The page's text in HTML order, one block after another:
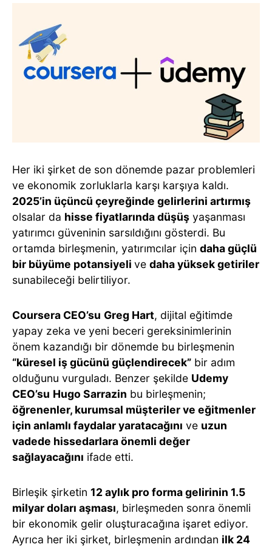
Her iki şirket de son dönemde pazar problemleri
ve ekonomik zorluklarla karşı karşıya kaldı.
2025’in üçüncü çeyreğinde gelirlerini artırmış
olsalar da hisse fiyatlarında düşüş yaşanması
yatırımcı güveninin sarsıldığını gösterdi. Bu
ortamda birleşmenin, yatırımcılar için daha güçlü
bir büyüme potansiyeli ve daha yüksek getiriler
sunabileceği belirtiliyor.
Coursera CEO’su Greg Hart, dijital eğitimde
yapay zeka ve yeni beceri gereksinimlerinin
önem kazandığı bir dönemde bu birleşmenin
“küresel iş gücünü güçlendirecek” bir adım
olduğunu vurguladı. Benzer şekilde Udemy
CEO’su Hugo Sarrazin bu birleşmenin;
öğrenenler, kurumsal müşteriler ve eğitmenler
için anlamlı faydalar yaratacağını ve uzun
vadede hissedarlara önemli değer
sağlayacağını ifade etti.
Birleşik şirketin 12 aylık pro forma gelirinin 1.5
milyar doları aşması, birleşmeden sonra önemli
bir ekonomik gelir oluşturacağına işaret ediyor.
Ayrıca her iki şirket, birleşmenin ardından ilk 24